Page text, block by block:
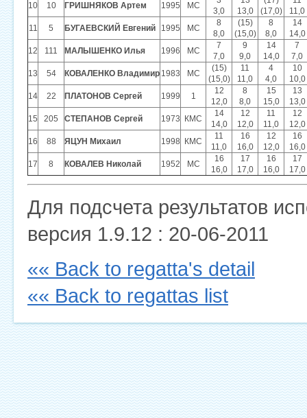
10
10 ГРИШНЯКОВ Артем 1995 МС
3,0
13,0
(17,0)
11,0
11
5 БУГАЕВСКИЙ Евгений 1995 МС
8
8,0
(15)
(15,0)
8
8,0
14
14,0
12
111 МАЛЫШЕНКО Илья 1996 МС
7
7,0
9
9,0
14
14,0
7
7,0
13
54 КОВАЛЕНКО Владимир 1983 МС
(15)
(15,0)
11
11,0
4
4,0
10
10,0
14
22 ПЛАТОНОВ Сергей 1999 1
12
12,0
8
8,0
15
15,0
13
13,0
15
205 СТЕПАНОВ Сергей 1973 КМС
14
14,0
12
12,0
11
11,0
12
12,0
16
88 ЯЦУН Михаил 1998 КМС
11
11,0
16
16,0
12
12,0
16
16,0
17
8 КОВАЛЕВ Николай 1952 МС
16
16,0
17
17,0
16
16,0
17
17,0
Для подсчета результатов
версия 1.9.12 : 20-06-2011
«« Back to regatta's detail
«« Back to regattas list